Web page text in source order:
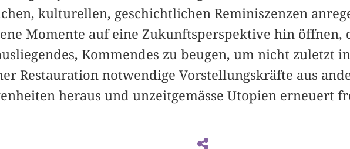
kulturellen, geschichtlichen Reminiszenzen
Momente auf eine Zukunftsperspektive hin öffnen,
Kommendes zu beugen, um nicht zuletzt
Restauration notwendige Vorstellungskräfte aus
heraus und unzeitgemässe Utopien erneuert